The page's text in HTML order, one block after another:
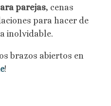
parejas, cenas
para hacer de
inolvidable.
brazos abiertos en
!